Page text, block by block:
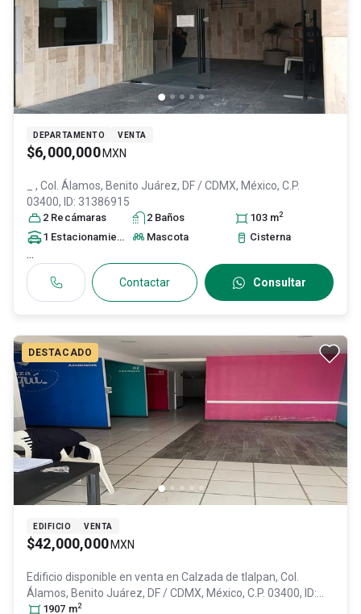
DEPARTAMENTO VENTA
$6,000,000 MXN
_ , Col. Álamos, Benito Juárez, DF / CDMX, México, C.P.
03400, ID: 31386915
2 Recámaras 2 Baños 103 m2
1 Estacionamiento Mascota Cisterna
...
Contactar Consultar
DESTACADO
EDIFICIO VENTA
$42,000,000 MXN
Edificio disponible en venta en Calzada de tlalpan, Col.
Álamos, Benito Juárez, DF / CDMX, México, C.P. 03400, ID:
31631525
1907 m2